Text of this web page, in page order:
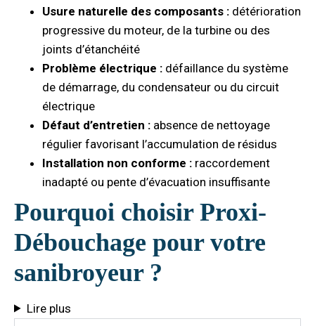
Usure naturelle des composants : détérioration
progressive du moteur, de la turbine ou des
joints d’étanchéité
Problème électrique : défaillance du système
de démarrage, du condensateur ou du circuit
électrique
Défaut d’entretien : absence de nettoyage
régulier favorisant l’accumulation de résidus
Installation non conforme : raccordement
inadapté ou pente d’évacuation insuffisante
Pourquoi choisir Proxi-
Débouchage pour votre
sanibroyeur ?
Lire plus